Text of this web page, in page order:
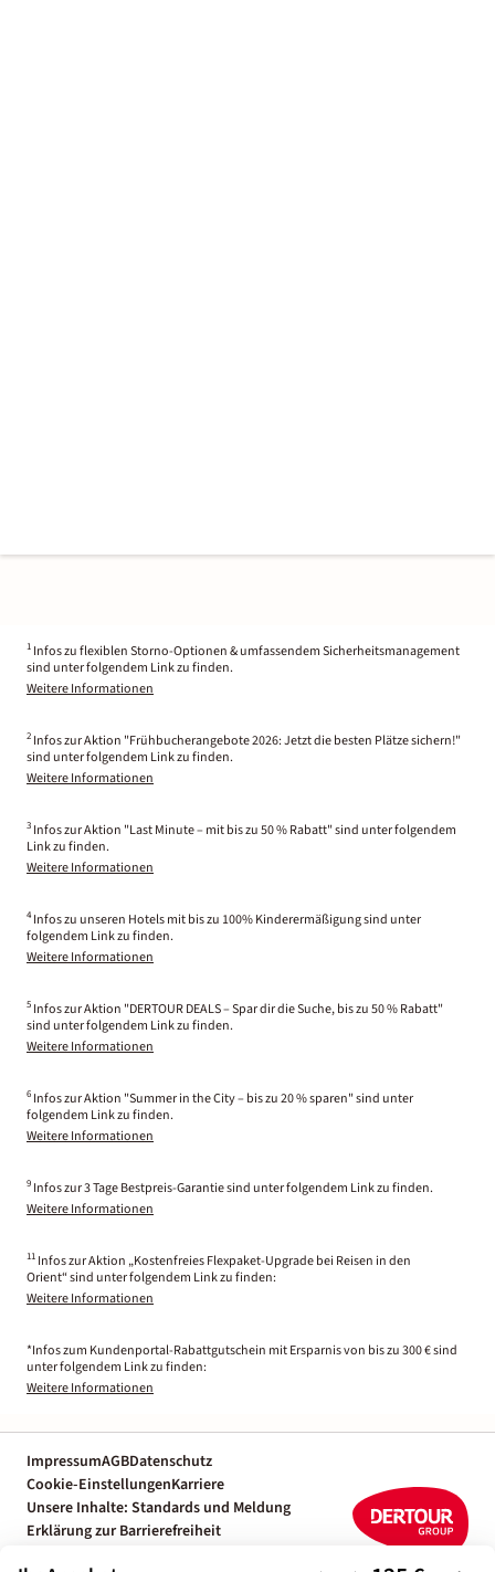
1 Infos zu flexiblen Storno-Optionen & umfassendem Sicherheitsmanagement
sind unter folgendem Link zu finden.
Weitere Informationen
2 Infos zur Aktion "Frühbucherangebote 2026: Jetzt die besten Plätze sichern!"
sind unter folgendem Link zu finden.
Weitere Informationen
3 Infos zur Aktion "Last Minute – mit bis zu 50 % Rabatt" sind unter folgendem
Link zu finden.
Weitere Informationen
4 Infos zu unseren Hotels mit bis zu 100% Kinderermäßigung sind unter
folgendem Link zu finden.
Weitere Informationen
5 Infos zur Aktion "DERTOUR DEALS – Spar dir die Suche, bis zu 50 % Rabatt"
sind unter folgendem Link zu finden.
Weitere Informationen
6 Infos zur Aktion "Summer in the City – bis zu 20 % sparen" sind unter
folgendem Link zu finden.
Weitere Informationen
9 Infos zur 3 Tage Bestpreis-Garantie sind unter folgendem Link zu finden.
Weitere Informationen
11 Infos zur Aktion „Kostenfreies Flexpaket-Upgrade bei Reisen in den
Orient“ sind unter folgendem Link zu finden:
Weitere Informationen
*Infos zum Kundenportal-Rabattgutschein mit Ersparnis von bis zu 300 € sind
unter folgendem Link zu finden:
Weitere Informationen
ImpressumAGBDatenschutz
Cookie-EinstellungenKarriere
Unsere Inhalte: Standards und Meldung
Erklärung zur Barrierefreiheit